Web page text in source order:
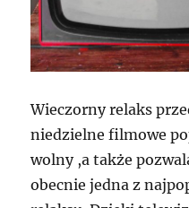
Wieczorny relaks
niedzielne filmowe
wolny ,a także
obecnie jedna z